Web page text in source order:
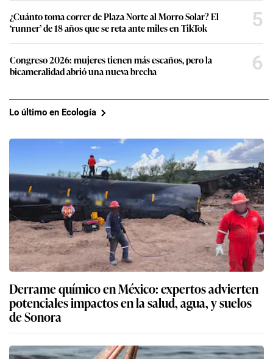
¿Cuánto toma correr de Plaza Norte al Morro Solar? El
‘runner’ de 18 años que se reta ante miles en TikTok
5
Congreso 2026: mujeres tienen más escaños, pero la
bicameralidad abrió una nueva brecha
6
Lo último en Ecología
Derrame químico en México: expertos advierten
potenciales impactos en la salud, agua, y suelos
de Sonora